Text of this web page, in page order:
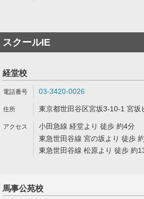
スクールIE
経堂校
03-3420-0026
東京都世田谷区宮坂3-10-1 宮坂
小田急線 経堂より 徒歩 約4分
東急世田谷線 宮の坂より 徒歩
東急世田谷線 松原より 徒歩 約
馬事公苑校